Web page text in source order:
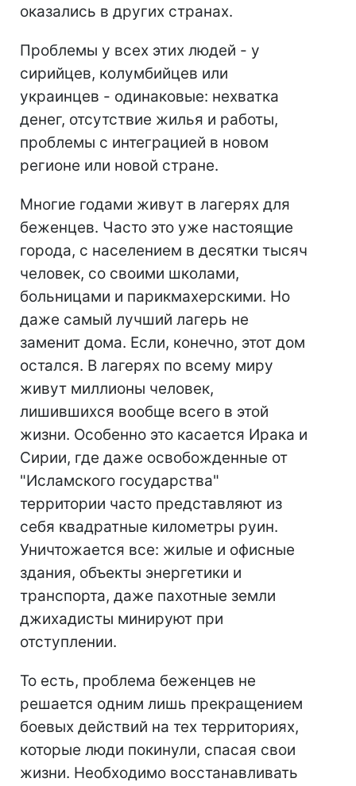
оказались в других странах.
Проблемы у всех этих людей - у
сирийцев, колумбийцев или
украинцев - одинаковые: нехватка
денег, отсутствие жилья и работы,
проблемы с интеграцией в новом
регионе или новой стране.
Многие годами живут в лагерях для
беженцев. Часто это уже настоящие
города, с населением в десятки тысяч
человек, со своими школами,
больницами и парикмахерскими. Но
даже самый лучший лагерь не
заменит дома. Если, конечно, этот дом
остался. В лагерях по всему миру
живут миллионы человек,
лишившихся вообще всего в этой
жизни. Особенно это касается Ирака и
Сирии, где даже освобожденные от
"Исламского государства"
территории часто представляют из
себя квадратные километры руин.
Уничтожается все: жилые и офисные
здания, объекты энергетики и
транспорта, даже пахотные земли
джихадисты минируют при
отступлении.
То есть, проблема беженцев не
решается одним лишь прекращением
боевых действий на тех территориях,
которые люди покинули, спасая свои
жизни. Необходимо восстанавливать